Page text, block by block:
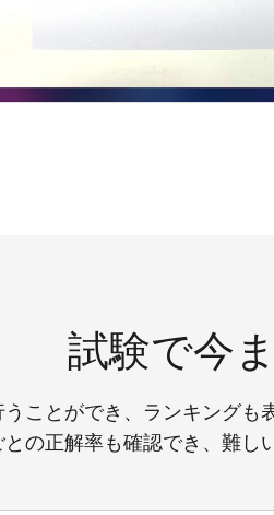
試験で今
ことができ、ランキング
との正解率も確認でき、難し